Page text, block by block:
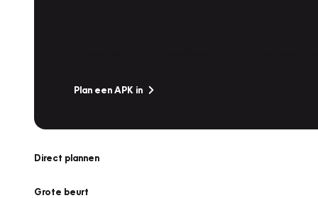
Plan een APK in
Direct plannen
Grote beurt